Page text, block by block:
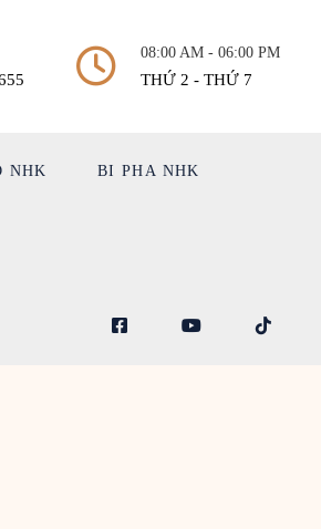
08:00 AM - 06:00 PM
THỨ 2 - THỨ 7
NHK BI PHA NHK